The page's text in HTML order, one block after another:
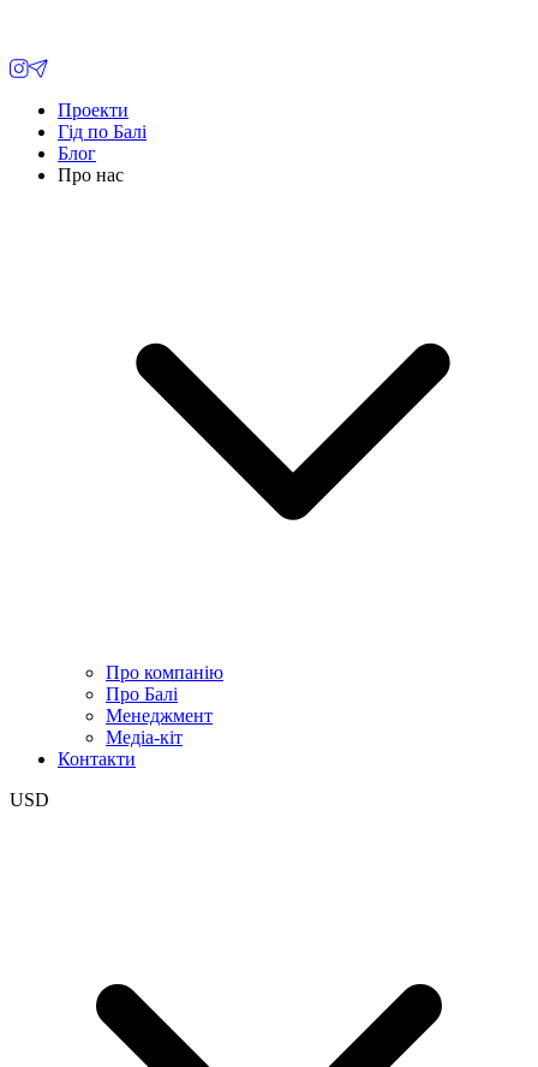
Проекти
Гід по Балі
Блог
Про нас
Про компанію
Про Балі
Менеджмент
Медіа-кіт
Контакти
USD